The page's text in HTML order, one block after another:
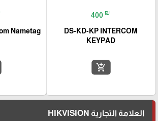
400 ₪
DS-KD-KP INTERCOM
KEYPAD
add_shopping_cart
Nametag
العلامة التجارية HIKVISION